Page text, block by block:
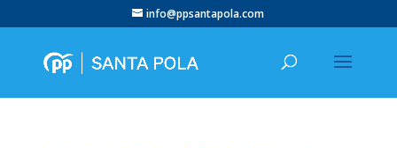
info@ppsantapola.com